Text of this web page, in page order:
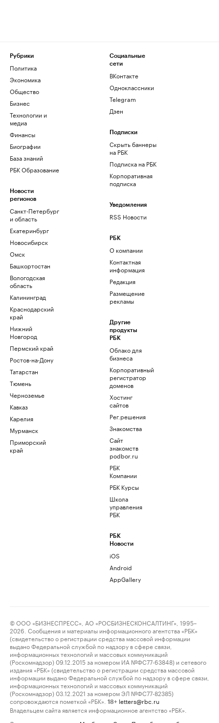
Рубрики
Политика
Экономика
Общество
Бизнес
Технологии и
медиа
Финансы
Биографии
База знаний
РБК Образование
Новости
регионов
Санкт-Петербург
и область
Екатеринбург
Новосибирск
Омск
Башкортостан
Вологодская
область
Калининград
Краснодарский
край
Нижний
Новгород
Пермский край
Ростов-на-Дону
Татарстан
Тюмень
Черноземье
Кавказ
Карелия
Мурманск
Приморский
край
Социальные
сети
ВКонтакте
Одноклассники
Telegram
Дзен
Подписки
Скрыть баннеры
на РБК
Подписка на РБК
Корпоративная
подписка
Уведомления
RSS Новости
РБК
О компании
Контактная
информация
Редакция
Размещение
рекламы
Другие
продукты
РБК
Облако для
бизнеса
Корпоративный
регистратор
доменов
Хостинг
сайтов
Рег.решения
Знакомства
Сайт
знакомств
podbor.ru
РБК
Компании
РБК Курсы
Школа
управления
РБК
РБК
Новости
iOS
Android
AppGallery
© ООО «БИЗНЕСПРЕСС», АО «РОСБИЗНЕСКОНСАЛТИНГ», 1995–
2026. Сообщения и материалы информационного агентства «РБК»
(свидетельство о регистрации средства массовой информации
выдано Федеральной службой по надзору в сфере связи,
информационных технологий и массовых коммуникаций
(Роскомнадзор) 09.12.2015 за номером ИА №ФС77-63848) и сетевого
издания «РБК» (свидетельство о регистрации средства массовой
информации выдано Федеральной службой по надзору в сфере связи,
информационных технологий и массовых коммуникаций
(Роскомнадзор) 03.12.2021 за номером ЭЛ №ФС77-82385)
сопровождаются пометкой «РБК».
18+ letters@rbc.ru
Владельцем сайта является информационное агентство «РБК».